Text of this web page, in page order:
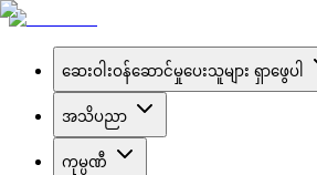
ဆေးဝါးဝန်ဆောင်မှုပေးသူများ ရှာဖွေပါ
အသိပညာ
ကုမ္ပဏီ